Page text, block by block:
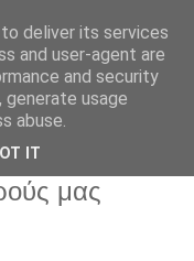
μας
deliver its services
and user-agent are
and security
usage
abuse.
IT